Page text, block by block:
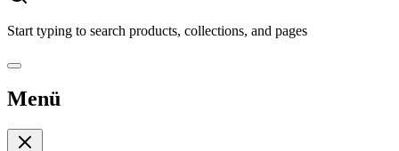
Start typing to search products, collections, and pages
Menü